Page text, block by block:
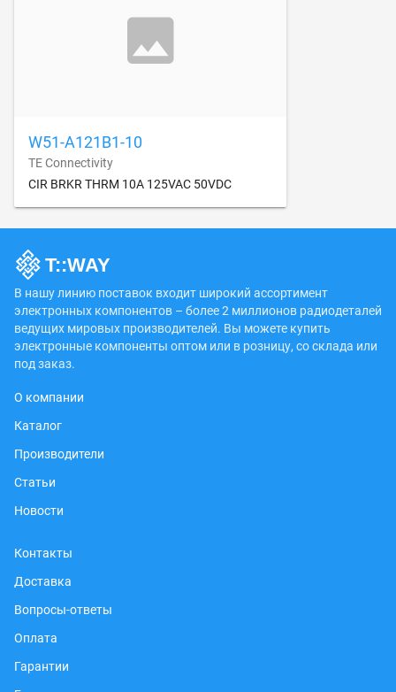
W51-A121B1-10
TE Connectivity
CIR BRKR THRM 10A 125VAC 50VDC
В нашу линию поставок входит широкий ассортимент
электронных компонентов – более 2 миллионов радиодеталей
ведущих мировых производителей. Вы можете купить
электронные компоненты оптом или в розницу, со склада или
под заказ.
О компании
Каталог
Производители
Статьи
Новости
Контакты
Доставка
Вопросы-ответы
Оплата
Гарантии